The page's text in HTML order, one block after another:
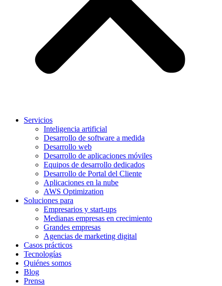
Servicios
Inteligencia artificial
Desarrollo de software a medida
Desarrollo web
Desarrollo de aplicaciones móviles
Equipos de desarrollo dedicados
Desarrollo de Portal del Cliente
Aplicaciones en la nube
AWS Optimization
Soluciones para
Empresarios y start-ups
Medianas empresas en crecimiento
Grandes empresas
Agencias de marketing digital
Casos prácticos
Tecnologías
Quiénes somos
Blog
Prensa